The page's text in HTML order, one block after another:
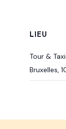
LIEU
Tour &
Bruxelles,